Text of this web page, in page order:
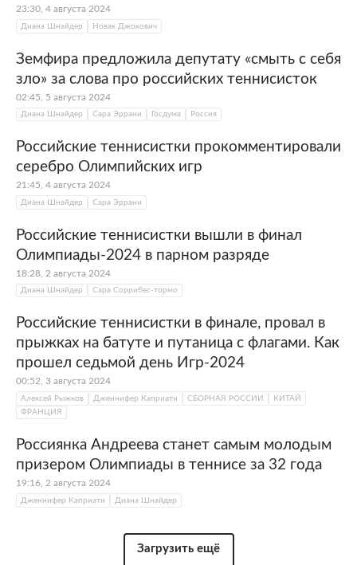
23:30, 4 августа 2024
Диана Шнайдер Новак Джокович
Земфира предложила депутату «смыть с себя
зло» за слова про российских теннисисток
02:45, 5 августа 2024
Диана Шнайдер Сара Эррани Госдума Россия
Российские теннисистки прокомментировали
серебро Олимпийских игр
21:45, 4 августа 2024
Диана Шнайдер Сара Эррани
Российские теннисистки вышли в финал
Олимпиады-2024 в парном разряде
18:28, 2 августа 2024
Диана Шнайдер Сара Соррибес-тормо
Российские теннисистки в финале, провал в
прыжках на батуте и путаница с флагами. Как
прошел седьмой день Игр-2024
00:52, 3 августа 2024
Алексей Рыжков Дженнифер Каприати СБОРНАЯ РОССИИ
КИТАЙ
ФРАНЦИЯ
Россиянка Андреева станет самым молодым
призером Олимпиады в теннисе за 32 года
19:16, 2 августа 2024
Дженнифер Каприати Диана Шнайдер
Загрузить ещё